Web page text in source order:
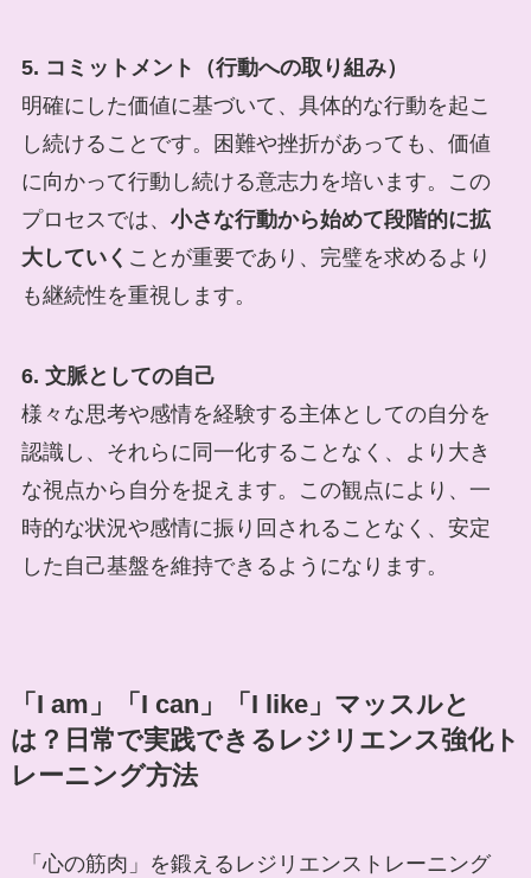
5. コミットメント（行動への取り組み）
明確にした価値に基づいて、具体的な行動を起こ
し続けることです。困難や挫折があっても、価値
に向かって行動し続ける意志力を培います。この
プロセスでは、 小さな行動から始めて段階的に拡
大していく ことが重要であり、完璧を求めるより
も継続性を重視します。
6. 文脈としての自己
様々な思考や感情を経験する主体としての自分を
認識し、それらに同一化することなく、より大き
な視点から自分を捉えます。この観点により、一
時的な状況や感情に振り回されることなく、安定
した自己基盤を維持できるようになります。
「I am」「I can」「I like」マッスルと
は？日常で実践できるレジリエンス強化ト
レーニング方法
「心の筋肉」を鍛えるレジリエンストレーニング